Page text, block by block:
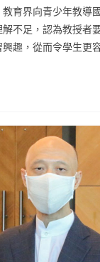
育界向青少年教導
不足，認為教授者
趣，從而令學生更